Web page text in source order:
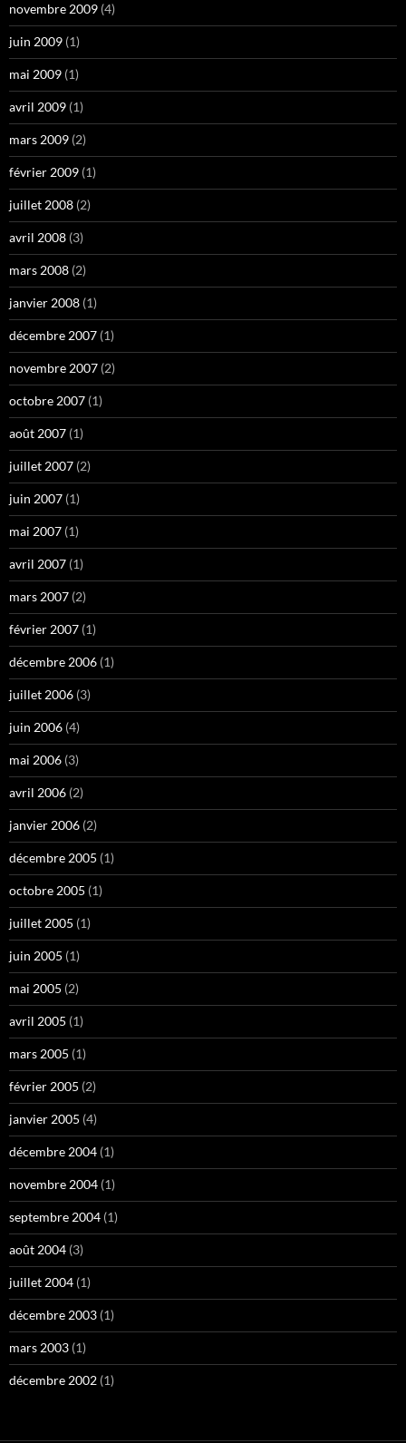
novembre 2009 (4)
juin 2009 (1)
mai 2009 (1)
avril 2009 (1)
mars 2009 (2)
février 2009 (1)
juillet 2008 (2)
avril 2008 (3)
mars 2008 (2)
janvier 2008 (1)
décembre 2007 (1)
novembre 2007 (2)
octobre 2007 (1)
août 2007 (1)
juillet 2007 (2)
juin 2007 (1)
mai 2007 (1)
avril 2007 (1)
mars 2007 (2)
février 2007 (1)
décembre 2006 (1)
juillet 2006 (3)
juin 2006 (4)
mai 2006 (3)
avril 2006 (2)
janvier 2006 (2)
décembre 2005 (1)
octobre 2005 (1)
juillet 2005 (1)
juin 2005 (1)
mai 2005 (2)
avril 2005 (1)
mars 2005 (1)
février 2005 (2)
janvier 2005 (4)
décembre 2004 (1)
novembre 2004 (1)
septembre 2004 (1)
août 2004 (3)
juillet 2004 (1)
décembre 2003 (1)
mars 2003 (1)
décembre 2002 (1)